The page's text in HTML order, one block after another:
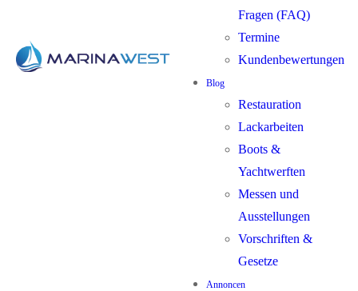
Fragen (FAQ)
Termine
Kundenbewertungen
Blog
Restauration
Lackarbeiten
Boots &
Yachtwerften
Messen und
Ausstellungen
Vorschriften &
Gesetze
Annoncen